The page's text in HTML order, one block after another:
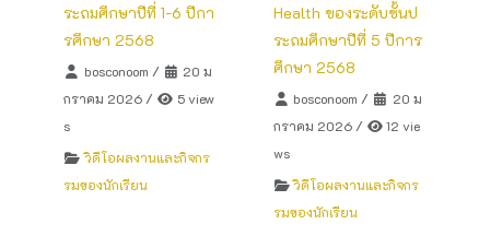
ระถมศึกษาปีที่ 1-6 ปีกา
รศึกษา 2568
bosconoom /
20 ม
กราคม 2026 /
5 view
s
วิดีโอผลงานและกิจกร
รมของนักเรียน
Health ของระดับชั้นป
ระถมศึกษาปีที่ 5 ปีการ
ศึกษา 2568
bosconoom /
20 ม
กราคม 2026/
12 vie
ws
วิดีโอผลงานและกิจกร
รมของนักเรียน